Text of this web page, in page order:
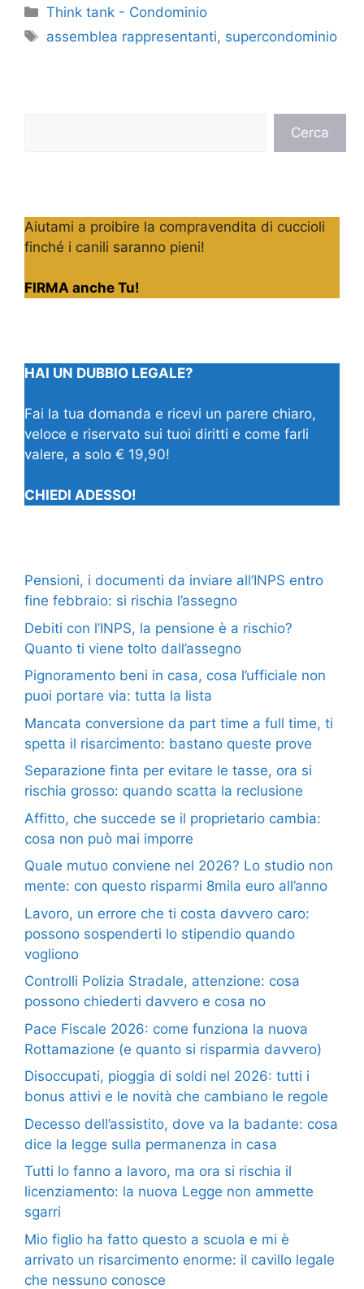
Categorie
Think tank - Condominio
Tag
assemblea rappresentanti, supercondominio
Cerca
Aiutami a proibire la compravendita di cuccioli
finché i canili saranno pieni!
FIRMA anche Tu!
HAI UN DUBBIO LEGALE?
Fai la tua domanda e ricevi un parere chiaro,
veloce e riservato sui tuoi diritti e come farli
valere, a solo € 19,90!
CHIEDI ADESSO!
Pensioni, i documenti da inviare all’INPS entro
fine febbraio: si rischia l’assegno
Debiti con l’INPS, la pensione è a rischio?
Quanto ti viene tolto dall’assegno
Pignoramento beni in casa, cosa l’ufficiale non
puoi portare via: tutta la lista
Mancata conversione da part time a full time, ti
spetta il risarcimento: bastano queste prove
Separazione finta per evitare le tasse, ora si
rischia grosso: quando scatta la reclusione
Affitto, che succede se il proprietario cambia:
cosa non può mai imporre
Quale mutuo conviene nel 2026? Lo studio non
mente: con questo risparmi 8mila euro all’anno
Lavoro, un errore che ti costa davvero caro:
possono sospenderti lo stipendio quando
vogliono
Controlli Polizia Stradale, attenzione: cosa
possono chiederti davvero e cosa no
Pace Fiscale 2026: come funziona la nuova
Rottamazione (e quanto si risparmia davvero)
Disoccupati, pioggia di soldi nel 2026: tutti i
bonus attivi e le novità che cambiano le regole
Decesso dell’assistito, dove va la badante: cosa
dice la legge sulla permanenza in casa
Tutti lo fanno a lavoro, ma ora si rischia il
licenziamento: la nuova Legge non ammette
sgarri
Mio figlio ha fatto questo a scuola e mi è
arrivato un risarcimento enorme: il cavillo legale
che nessuno conosce